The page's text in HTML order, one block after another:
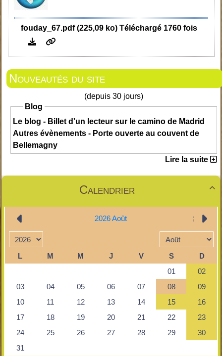

Calendrier
fouday_67.pdf (225,09 ko) Téléchargé 1760 fois
Nouveautés du site
(depuis 30 jours)
Blog
Le blog - Billet d'un lecteur sur le camino de Madrid
Autres évènements - Porte ouverte au couvent de
Bellemagny
Lire la suite